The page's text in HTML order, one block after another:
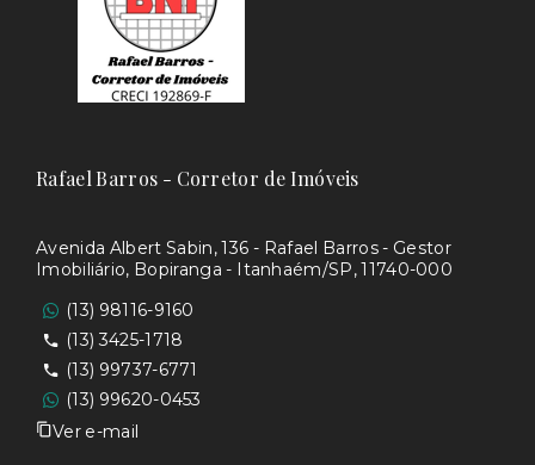
Rafael Barros - Corretor de Imóveis
Avenida Albert Sabin, 136 - Rafael Barros - Gestor
Imobiliário, Bopiranga - Itanhaém/SP, 11740-000
(13) 98116-9160
(13) 3425-1718
(13) 99737-6771
(13) 99620-0453
Ver e-mail